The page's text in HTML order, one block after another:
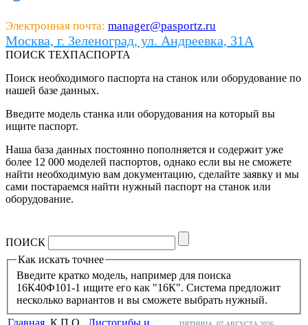
Электронная почта: manager@pasportz.ru
Москва, г. Зеленоград, ул. Андреевка, 31А
ПОИСК ТЕХПАСПОРТА
Поиск необходимого паспорта на станок или оборудование по
нашей базе данных.
Введите модель станка или оборудования на который вы
ищите паспорт.
Наша база данных постоянно пополняется и содержит уже
более 12 000 моделей паспортов, однако если вы не сможете
найти необходимую вам документацию, сделайте заявку и мы
сами постараемся найти нужный паспорт на станок или
оборудование.
ПОИСК
Как искать точнее
Введите кратко модель, например для поиска
16К40Ф101-1 ищите его как "16К". Система предложит
несколько вариантов и вы сможете выбрать нужный.